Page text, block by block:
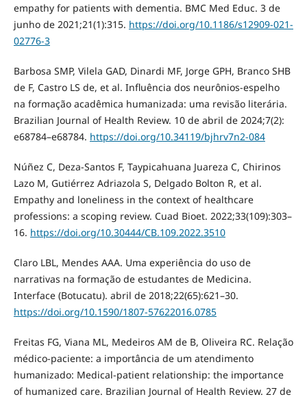
empathy for patients with dementia. BMC Med Educ. 3 de
junho de 2021;21(1):315. https://doi.org/10.1186/s12909-021-
02776-3
Barbosa SMP, Vilela GAD, Dinardi MF, Jorge GPH, Branco SHB
de F, Castro LS de, et al. Influência dos neurônios-espelho
na formação acadêmica humanizada: uma revisão literária.
Brazilian Journal of Health Review. 10 de abril de 2024;7(2):
e68784–e68784. https://doi.org/10.34119/bjhrv7n2-084
Núñez C, Deza-Santos F, Taypicahuana Juareza C, Chirinos
Lazo M, Gutiérrez Adriazola S, Delgado Bolton R, et al.
Empathy and loneliness in the context of healthcare
professions: a scoping review. Cuad Bioet. 2022;33(109):303–
16. https://doi.org/10.30444/CB.109.2022.3510
Claro LBL, Mendes AAA. Uma experiência do uso de
narrativas na formação de estudantes de Medicina.
Interface (Botucatu). abril de 2018;22(65):621–30.
https://doi.org/10.1590/1807-57622016.0785
Freitas FG, Viana ML, Medeiros AM de B, Oliveira RC. Relação
médico-paciente: a importância de um atendimento
humanizado: Medical-patient relationship: the importance
of humanized care. Brazilian Journal of Health Review. 27 de